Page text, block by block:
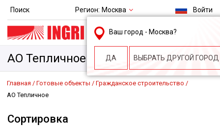
Поиск Регион: Москва
Ваш город - Москва?
ДА ВЫБРАТЬ ДРУГОЙ ГОРОД
Войти
msk@ingri.ru
пн. – пт.: 9.00-18.00
АО Тепличное
Главная Готовые объекты
Гражданское строительство
АО Тепличное
Сортировка